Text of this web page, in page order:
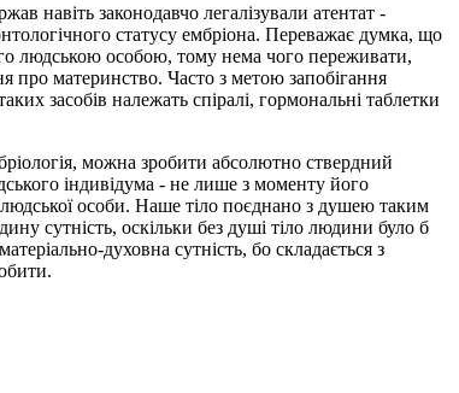
навіть законодавчо легалізували атентат -
статусу ембріона. Переважає думка, що
людською особою, тому нема чого переживати,
про материнство. Часто з метою запобігання
засобів належать спіралі, гормональні таблетки
можна зробити абсолютно ствердний
індивідума - не лише з моменту його
особи. Наше тіло поєднано з душею таким
сутність, оскільки без душі тіло людини було б
духовна сутність, бо складається з